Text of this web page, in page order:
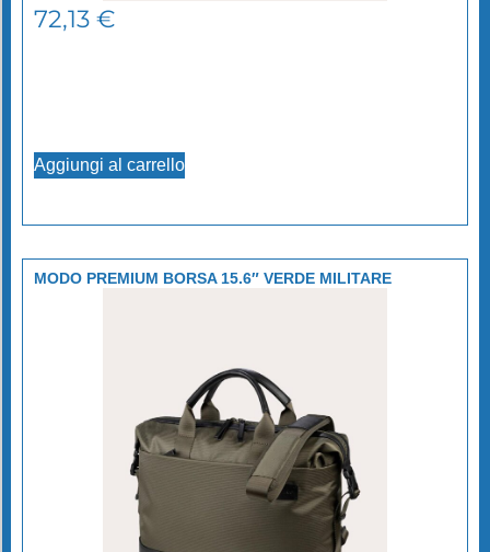
72,13 €
Aggiungi al carrello
MODO PREMIUM BORSA 15.6″ VERDE MILITARE